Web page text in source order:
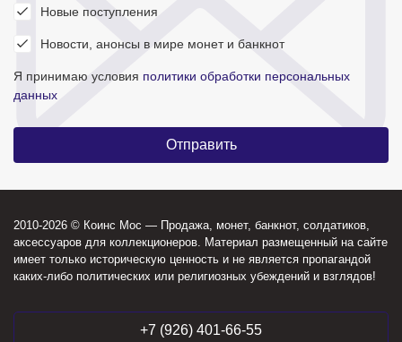
Новые поступления
Новости, анонсы в мире монет и банкнот
Я принимаю условия политики обработки персональных
данных
2010-2026 © Коинс Мос — Продажа, монет, банкнот, солдатиков,
аксессуаров для коллекционеров. Материал размещенный на сайте
имеет только историческую ценность и не является пропагандой
каких-либо политических или религиозных убеждений и взглядов!
+7 (926) 401-66-55